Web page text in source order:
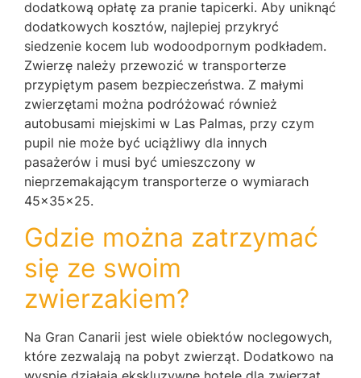
dodatkową opłatę za pranie tapicerki. Aby uniknąć
dodatkowych kosztów, najlepiej przykryć
siedzenie kocem lub wodoodpornym podkładem.
Zwierzę należy przewozić w transporterze
przypiętym pasem bezpieczeństwa. Z małymi
zwierzętami można podróżować również
autobusami miejskimi w Las Palmas, przy czym
pupil nie może być uciążliwy dla innych
pasażerów i musi być umieszczony w
nieprzemakającym transporterze o wymiarach
45x35x25.
Gdzie można zatrzymać
się ze swoim
zwierzakiem?
Na Gran Canarii jest wiele obiektów noclegowych,
które zezwalają na pobyt zwierząt. Dodatkowo na